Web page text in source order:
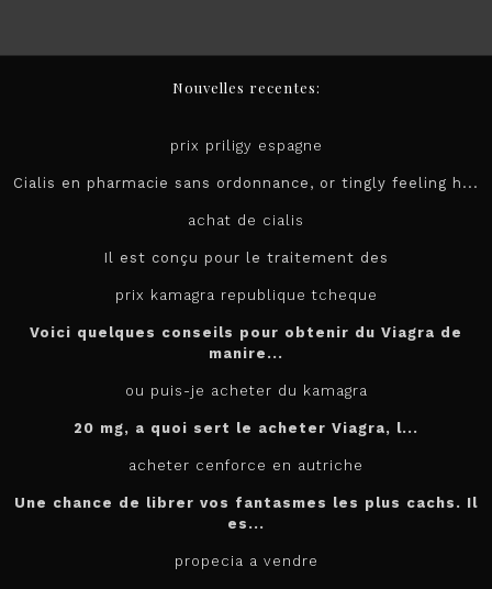
Nouvelles recentes:
prix priligy espagne
Cialis en pharmacie sans ordonnance, or tingly feeling h...
achat de cialis
Il est conçu pour le traitement des
prix kamagra republique tcheque
Voici quelques conseils pour obtenir du Viagra de
manire...
ou puis-je acheter du kamagra
20 mg, a quoi sert le acheter Viagra, l...
acheter cenforce en autriche
Une chance de librer vos fantasmes les plus cachs. Il
es...
propecia a vendre